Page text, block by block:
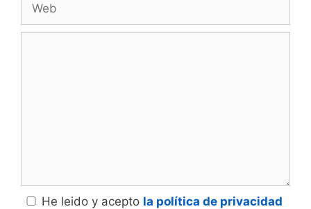
He leido y acepto la política de privacidad